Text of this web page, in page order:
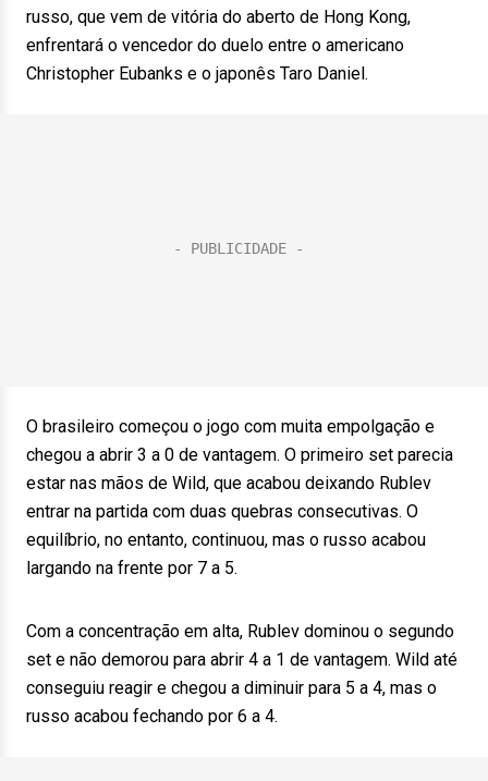
russo, que vem de vitória do aberto de Hong Kong,
enfrentará o vencedor do duelo entre o americano
Christopher Eubanks e o japonês Taro Daniel.
O brasileiro começou o jogo com muita empolgação e
chegou a abrir 3 a 0 de vantagem. O primeiro set parecia
estar nas mãos de Wild, que acabou deixando Rublev
entrar na partida com duas quebras consecutivas. O
equilíbrio, no entanto, continuou, mas o russo acabou
largando na frente por 7 a 5.
Com a concentração em alta, Rublev dominou o segundo
set e não demorou para abrir 4 a 1 de vantagem. Wild até
conseguiu reagir e chegou a diminuir para 5 a 4, mas o
russo acabou fechando por 6 a 4.